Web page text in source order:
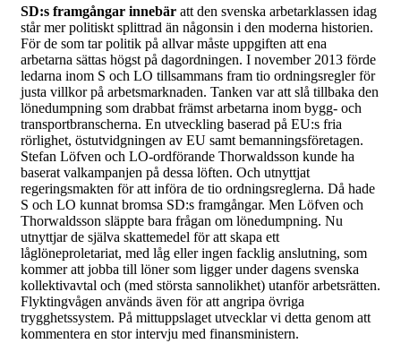
SD:s framgångar innebär att den svenska arbetarklassen idag
står mer politiskt splittrad än någonsin i den moderna historien.
För de som tar politik på allvar måste uppgiften att ena
arbetarna sättas högst på dagordningen. I november 2013 förde
ledarna inom S och LO tillsammans fram tio ordningsregler för
justa villkor på arbetsmarknaden. Tanken var att slå tillbaka den
lönedumpning som drabbat främst arbetarna inom bygg- och
transportbranscherna. En utveckling baserad på EU:s fria
rörlighet, östutvidgningen av EU samt bemanningsföretagen.
Stefan Löfven och LO-ordförande Thorwaldsson kunde ha
baserat valkampanjen på dessa löften. Och utnyttjat
regeringsmakten för att införa de tio ordningsreglerna. Då hade
S och LO kunnat bromsa SD:s framgångar. Men Löfven och
Thorwaldsson släppte bara frågan om lönedumpning. Nu
utnyttjar de själva skattemedel för att skapa ett
låglöneproletariat, med låg eller ingen facklig anslutning, som
kommer att jobba till löner som ligger under dagens svenska
kollektivavtal och (med största sannolikhet) utanför arbetsrätten.
Flyktingvågen används även för att angripa övriga
trygghetssystem. På mittuppslaget utvecklar vi detta genom att
kommentera en stor intervju med finansministern.